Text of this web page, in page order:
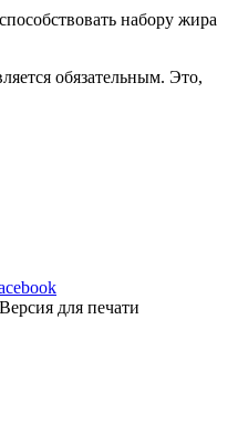
набору жира
обязательным. Это,